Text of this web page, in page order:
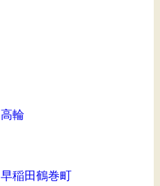
高輪
早稲田鶴巻町